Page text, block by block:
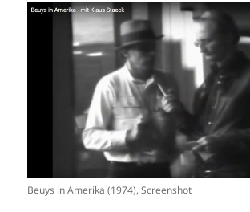
Klaus Staeck interviewt Joseph Beuys
1974 auf dem New Yorker Kennedy-
ersten Reise nach Amerika mit
York, Chicago und Minneapolis mit
Lectures in Universitäten, Museen
Buch: „Beuys in America“, Edition
Format
Video
Veröffentlicht
am
27. März 2016 Kategorien
Videos
Schreibe einen Kommentarzu Beuys in Amerika